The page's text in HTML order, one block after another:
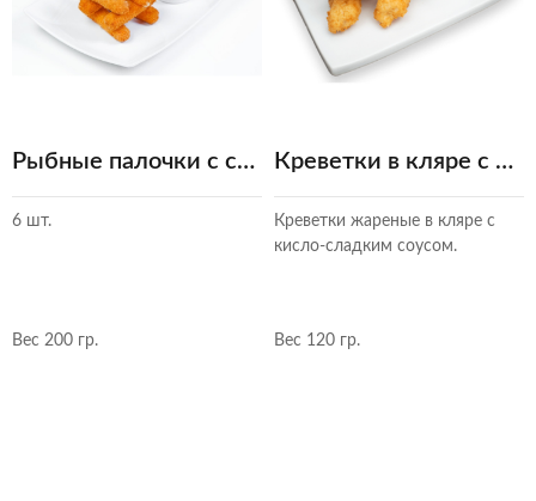
Рыбные палочки с соусом тар-тар
6 шт.
Вес 200 гр.
Креветки в кляре с кисло-сладким соусом
Креветки жареные в кляре с
кисло-сладким соусом.
Вес 120 гр.